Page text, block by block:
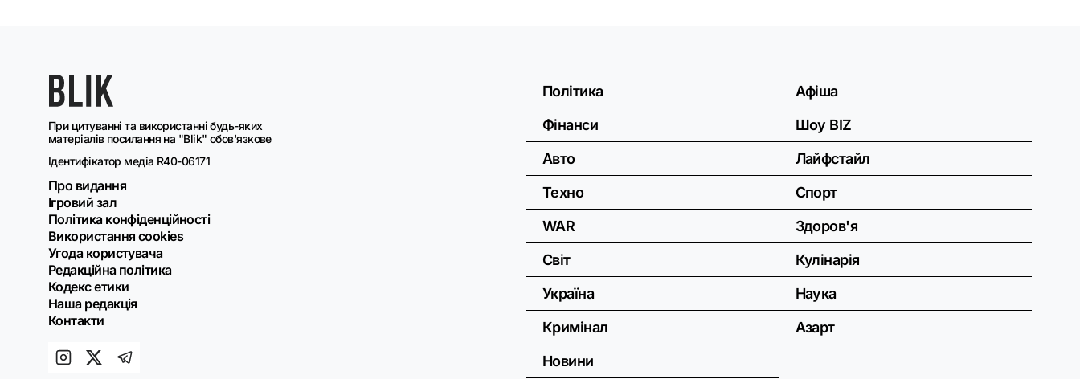
При цитуванні та використанні будь-яких
матеріалів посилання на "Blik" обов'язкове
Ідентифікатор медіа R40-06171
Про видання
Ігровий зал
Політика конфіденційності
Використання cookies
Угода користувача
Редакційна політика
Кодекс етики
Наша редакція
Контакти
Політика
Фінанси
Авто
Техно
WAR
Світ
Україна
Кримінал
Новини
Афіша
Шоу BIZ
Лайфстайл
Спорт
Здоров'я
Кулінарія
Наука
Азарт